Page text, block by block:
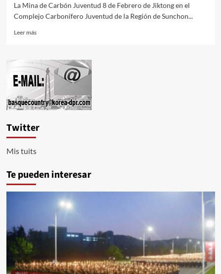
La Mina de Carbón Juventud 8 de Febrero de Jiktong en el
Complejo Carbonífero Juventud de la Región de Sunchon...
Leer másLeer
Un
ex-
soldado
minero
Twitter
Mis tuits
Te pueden interesar